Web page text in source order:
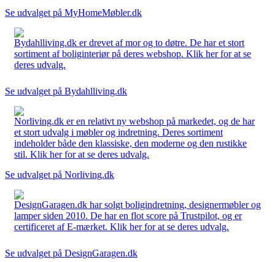
Se udvalget på MyHomeMøbler.dk
Bydahlliving.dk er drevet af mor og to døtre. De har et stort
sortiment af boliginteriør på deres webshop. Klik her for at se
deres udvalg.
Se udvalget på Bydahlliving.dk
Norliving.dk er en relativt ny webshop på markedet, og de har
et stort udvalg i møbler og indretning. Deres sortiment
indeholder både den klassiske, den moderne og den rustikke
stil. Klik her for at se deres udvalg.
Se udvalget på Norliving.dk
DesignGaragen.dk har solgt boligindretning, designermøbler og
lamper siden 2010. De har en flot score på Trustpilot, og er
certificeret af E-mærket. Klik her for at se deres udvalg.
Se udvalget på DesignGaragen.dk